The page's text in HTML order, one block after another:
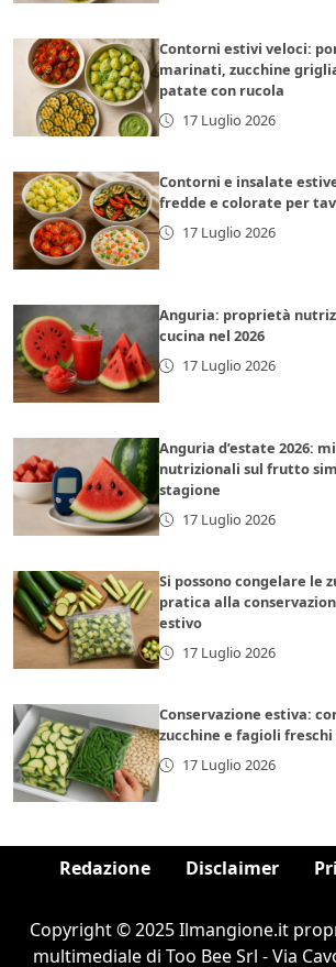
Contorni estivi veloci:
marinati, zucchine
patate con rucola
17 Luglio 2026
Contorni e insalate
fredde e colorate per
17 Luglio 2026
Anguria: proprietà
cucina nel 2026
17 Luglio 2026
Anguria d’estate 2026:
nutrizionali sul frutto
stagione
17 Luglio 2026
Si possono congelare le
pratica alla
estivo
17 Luglio 2026
Conservazione estiva:
zucchine e fagioli freschi
17 Luglio 2026
Redazione Disclaimer
Copyright © 2025 Ilmangione.it
multimediale di Too Bee Srl - Via